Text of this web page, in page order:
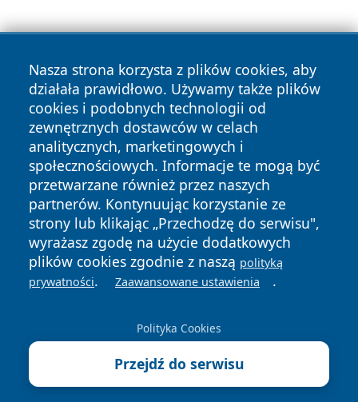
Nasza strona korzysta z plików cookies, aby
działała prawidłowo. Używamy także plików
cookies i podobnych technologii od
zewnętrznych dostawców w celach
analitycznych, marketingowych i
społecznościowych. Informacje te mogą być
przetwarzane również przez naszych
partnerów. Kontynuując korzystanie ze
strony lub klikając „Przechodzę do serwisu",
wyrażasz zgodę na użycie dodatkowych
plików cookies zgodnie z naszą polityką
prywatności. Zaawansowane ustawienia .
Polityka Cookies
Przejdź do serwisu
Copyright © 2026 informacjelodzkie.pl Wszystkie prawa
zastrzeżone.
News Autorzy
Polityka
Prywatności
Polityka
Cookies